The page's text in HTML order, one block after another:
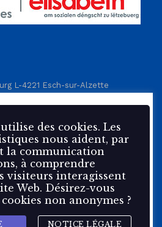
L-4221 Esch-sur-Alzette
de 7h30 à 17h
est une école pour
Les cookies statistiques
aident, par la collecte et la
d'informations,
comment les
interagissent avec
site Web.
Rejeter
des cookies. Les
nous aident, par
la communication
à comprendre
visiteurs interagissent
Web. Désirez-vous
non anonymes ?
NOTICE LÉGALE